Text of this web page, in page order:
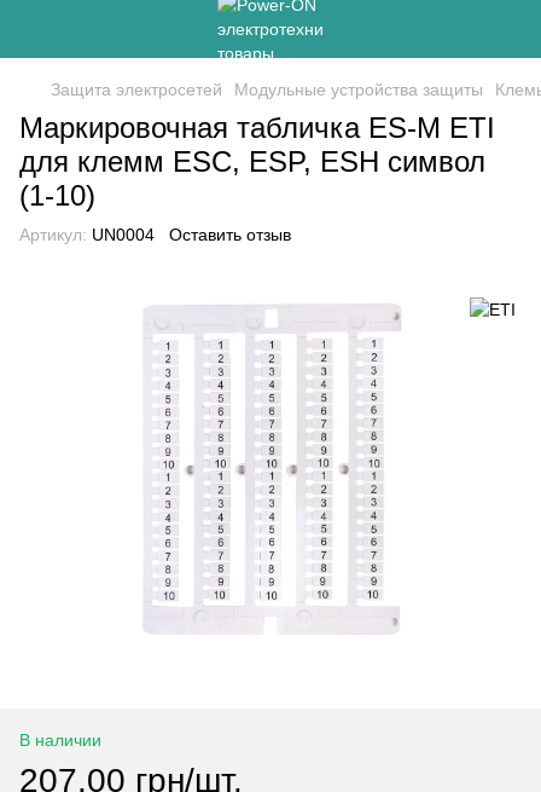
Защита электросетей Модульные устройства защиты
Маркировочная табличка ES-M ETI
для клемм ESC, ESP, ESH символ
(1-10)
Артикул: UN0004 Оставить отзыв
В наличии
207.00 грн/шт.